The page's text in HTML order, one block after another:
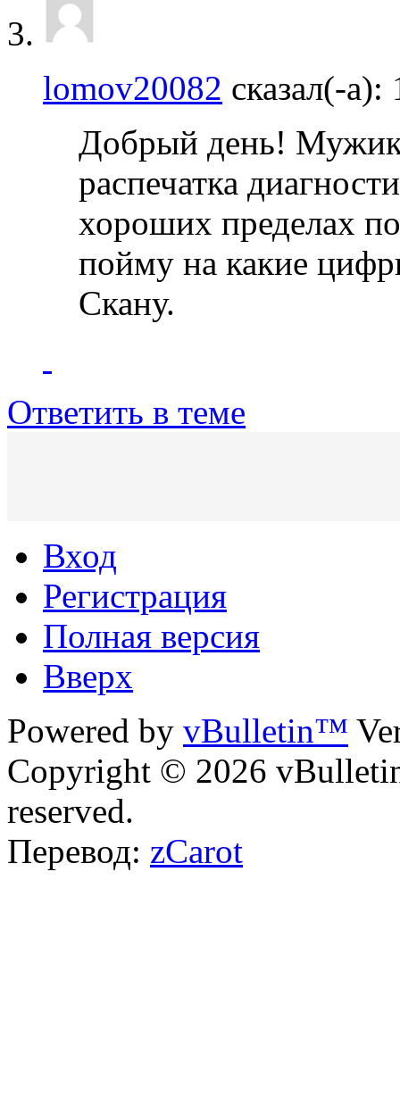
lomov20082 сказал(-а):
Добрый день!
распечатка
хороших пределах
пойму на какие
Скану.
Ответить в теме
Вход
Регистрация
Полная версия
Вверх
Powered by vBulletin™
Copyright © 2026
reserved.
Перевод: zCarot